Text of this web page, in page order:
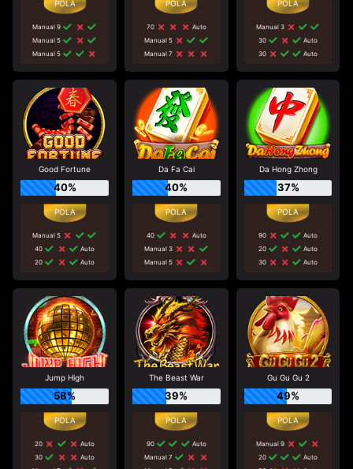
Manual 9
Manual 5
Manual 5
70
Auto
Manual 5
Manual 7
Manual 3
30
Auto
30
Auto
Good Fortune
40%
Manual 5
40
Auto
20
Auto
Da Fa Cai
40%
40
Auto
Manual 3
Manual 5
Da Hong Zhong
37%
90
Auto
20
Auto
30
Auto
Jump High
58%
20
Auto
30
Auto
The Beast War
39%
90
Auto
Manual 7
Gu Gu Gu 2
49%
Manual 9
20
Auto